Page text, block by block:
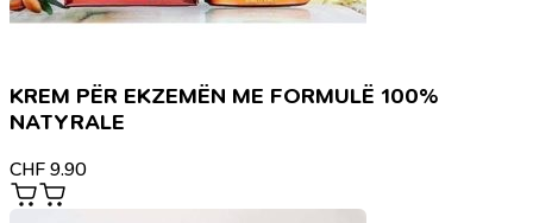
KREM PËR EKZEMËN ME FORMULË 100%
NATYRALE
CHF 9.90